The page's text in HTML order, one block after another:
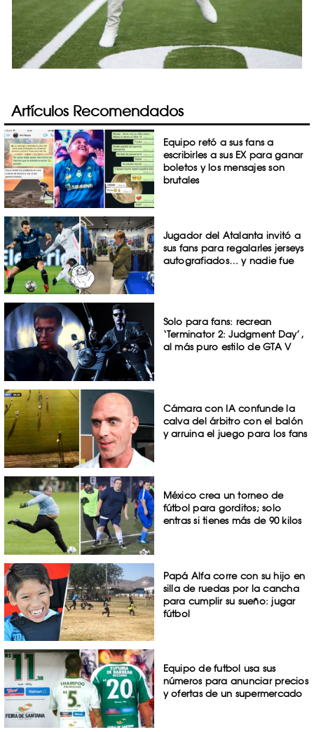
Artículos Recomendados
Equipo retó a sus fans a
escribirles a sus EX para ganar
boletos y los mensajes son
brutales
Jugador del Atalanta invitó a
sus fans para regalarles jerseys
autografiados… y nadie fue
Solo para fans: recrean
‘Terminator 2: Judgment Day’,
al más puro estilo de GTA V
Cámara con IA confunde la
calva del árbitro con el balón
y arruina el juego para los fans
México crea un torneo de
fútbol para gorditos; solo
entras si tienes más de 90 kilos
Papá Alfa corre con su hijo en
silla de ruedas por la cancha
para cumplir su sueño: jugar
fútbol
Equipo de futbol usa sus
números para anunciar precios
y ofertas de un supermercado